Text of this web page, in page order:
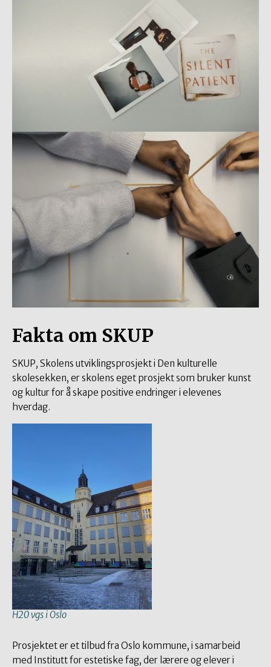
Fakta om SKUP
SKUP, Skolens utviklingsprosjekt i Den kulturelle
skolesekken, er skolens eget prosjekt som bruker kunst
og kultur for å skape positive endringer i elevenes
hverdag.
H20 vgs i Oslo
Prosjektet er et tilbud fra Oslo kommune, i samarbeid
med Institutt for estetiske fag, der lærere og elever i